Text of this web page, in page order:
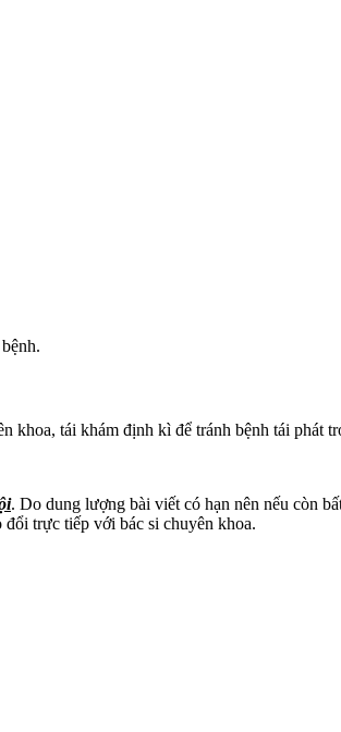
khoa, tái khám định kì để tránh bệnh tái phát
. Do dung lượng bài viết có hạn nên nếu còn
trực tiếp với bác si chuyên khoa.